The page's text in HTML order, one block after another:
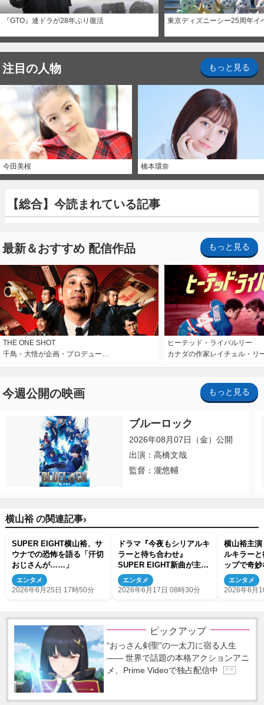
『GTO』連ドラが28年ぶり復活 東京ディズニーシー25周年イ
注目の人物 もっと見る
今田美桜 橋本環奈
【総合】今読まれている記事
最新＆おすすめ 配信作品 もっと見る
THE ONE SHOT
千鳥・大悟が企画・プロデュー…
ヒーテッド・ライバルリー
カナダの作家レイチェル・リ
今週公開の映画 もっと見る
ブルーロック
2026年08月07日（金）公開
出演：高橋文哉
監督：瀧悠輔
横山裕 の関連記事›
SUPER EIGHT横山裕、サ
ウナでの恐怖を語る「汗切
おじさんが……」
エンタメ
2026年6月25日 17時50分
ドラマ『今夜もシリアルキ
ラーと待ち合わせ』
SUPER EIGHT新曲が主題
歌に決定！ 本編映像＆音
源初解禁のPR映像も公開
エンタメ
2026年6月17日 08時30分
横山裕主
ルキラー
ップで奇
ュアル完成
エンタメ
2026年6月
ピックアップ
“おっさん剣聖”の一太刀に宿る人生
―― 世界で話題の本格アクションアニ
メ、Prime Videoで独占配信中
P R